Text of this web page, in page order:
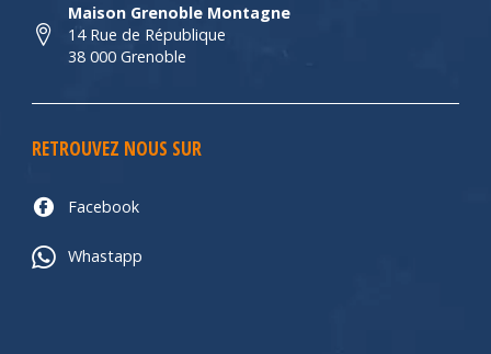
Maison Grenoble Montagne
14 Rue de République
38 000 Grenoble
RETROUVEZ NOUS SUR
Facebook
Whastapp